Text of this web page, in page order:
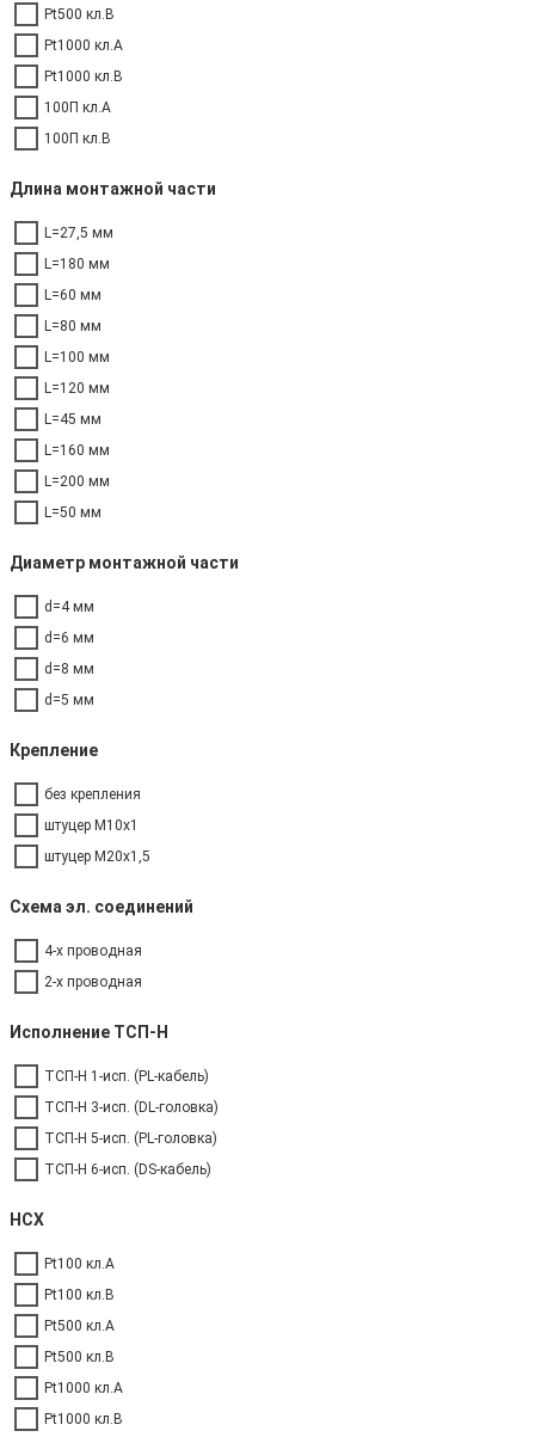
Pt500 кл.B
Pt1000 кл.A
Pt1000 кл.B
100П кл.А
100П кл.В
Длина монтажной части
L=27,5 мм
L=180 мм
L=60 мм
L=80 мм
L=100 мм
L=120 мм
L=45 мм
L=160 мм
L=200 мм
L=50 мм
Диаметр монтажной части
d=4 мм
d=6 мм
d=8 мм
d=5 мм
Крепление
без крепления
штуцер М10х1
штуцер М20х1,5
Схема эл. соединений
4-х проводная
2-х проводная
Исполнение ТСП-Н
ТСП-Н 1-исп. (PL-кабель)
ТСП-Н 3-исп. (DL-головка)
ТСП-Н 5-исп. (PL-головка)
ТСП-Н 6-исп. (DS-кабель)
НСХ
Pt100 кл.A
Pt100 кл.B
Pt500 кл.A
Pt500 кл.B
Pt1000 кл.A
Pt1000 кл.B